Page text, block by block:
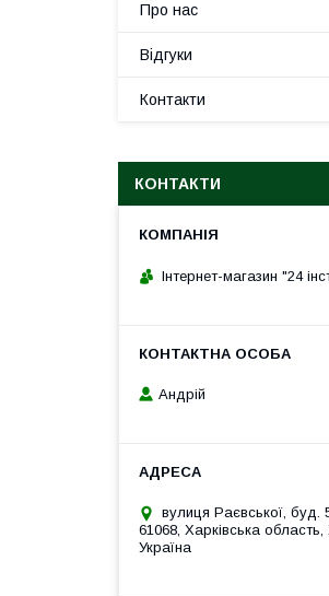
Про нас
Відгуки
Контакти
КОНТАКТИ
Інтернет-магазин "24
Андрій
вулиця Раєвської, буд.
61068, Харківська область,
Україна